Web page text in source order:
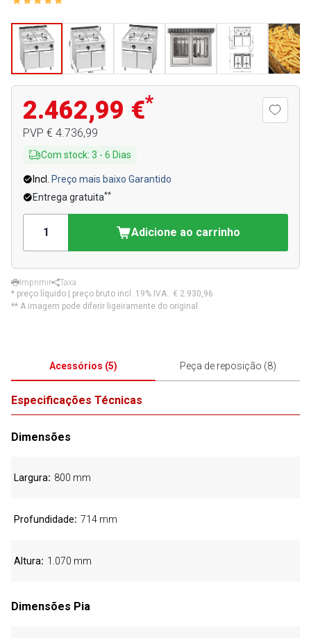
2.462,99 €*
PVP € 4.736,99
Com stock: 3 - 6 Dias
Incl.
Preço mais baixo Garantido
Entrega gratuita**
Adicione ao carrinho
Imprimir
Taxa
* preço líquido | preço bruto incl. 19% IVA.: € 2.930,96
** A imagem pode diferir ligeiramente do original.
Acessórios (5) Peça de reposição (8)
Especificações Técnicas
Dimensões
Largura 800 mm
Profundidade 714 mm
Altura 1.070 mm
Dimensões Pia